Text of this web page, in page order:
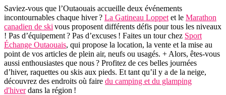
Saviez-vous que l’Outaouais accueille deux événements
incontournables chaque hiver ? La Gatineau Loppet et le Marathon
canadien de ski vous proposent différents défis pour tous les niveaux
! Pas d’équipement ? Pas d’excuses ! Faites un tour chez Sport
Échange Outaouais, qui propose la location, la vente et la mise au
point de vos articles de plein air, neufs ou usagés. + Alors, êtes-vous
aussi enthousiastes que nous ? Profitez de ces belles journées
d’hiver, raquettes ou skis aux pieds. Et tant qu’il y a de la neige,
découvrez des endroits où faire du camping et du glamping
d'hiverdans la région !